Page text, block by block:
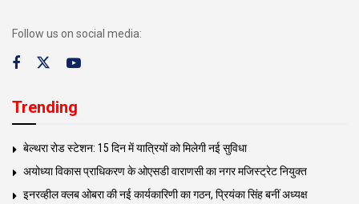
Follow us on social media:
Trending
बेल्थरा रोड स्टेशन: 15 दिन में यात्रियों को मिलेगी नई सुविधा
अयोध्या विकास प्राधिकरण के ओएसडी वाराणसी का नगर मजिस्ट्रेट नियुक्त
इनरव्हील क्लब ओबरा की नई कार्यकारिणी का गठन, प्रियंका सिंह बनीं अध्यक्ष